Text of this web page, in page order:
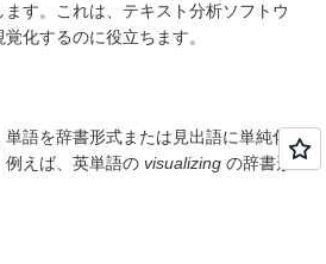
す。これは、テキスト分析ソフトウ
化するのに役立ちます。
語を辞書形式または見出語に単純化
例えば、英単語の visualizing の辞書形